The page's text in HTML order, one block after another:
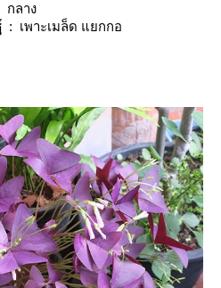
กลาง
: เพาะเมล็ด แยกกอ